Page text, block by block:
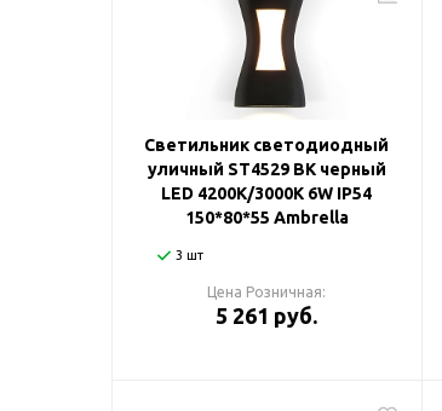
Светильник светодиодный
уличный ST4529 BK черный
LED 4200K/3000K 6W IP54
150*80*55 Ambrella
3 шт
Цена Розничная:
5 261 руб.